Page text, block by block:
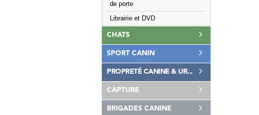
de porte
Librairie et DVD
CHATS
SPORT CANIN
PROPRETÉ CANINE & UR...
CAPTURE
BRIGADES CANINE